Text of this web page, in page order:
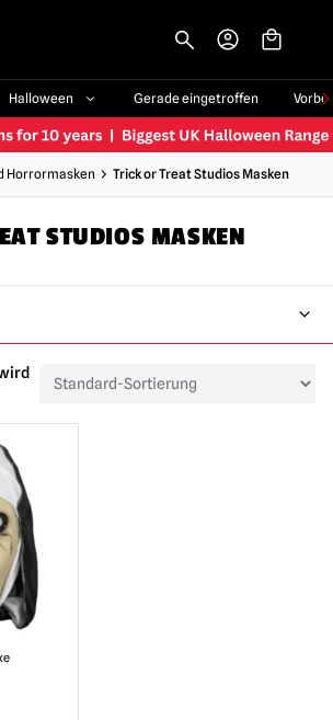
Halloween Gerade eingetroffen
Horrormasken Trick or Treat Studios Masken
STUDIOS MASKEN